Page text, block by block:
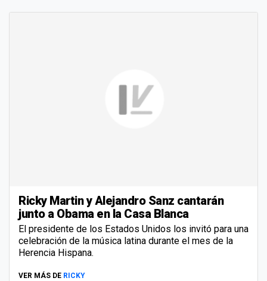
Ricky Martin y Alejandro Sanz cantarán
junto a Obama en la Casa Blanca
El presidente de los Estados Unidos los invitó para una
celebración de la música latina durante el mes de la
Herencia Hispana.
VER MÁS DE RICKY